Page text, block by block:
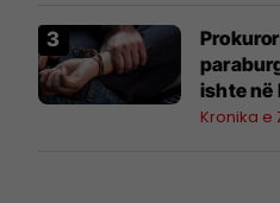
ishte në
Kronika e